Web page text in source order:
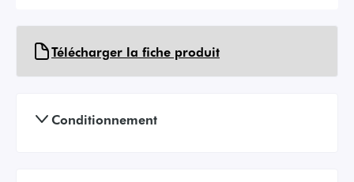
Télécharger la fiche produit
Conditionnement